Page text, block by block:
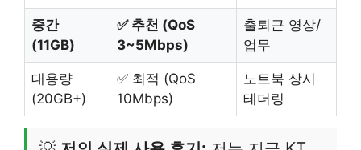
중간
(11GB)
✅ 추천 (QoS
3~5Mbps)
출퇴근 영상/
업무
대용량
(20GB+)
✅ 최적 (QoS
10Mbps)
노트북 상시
테더링